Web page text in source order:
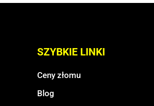
SZYBKIE LINKI
Ceny złomu
Blog